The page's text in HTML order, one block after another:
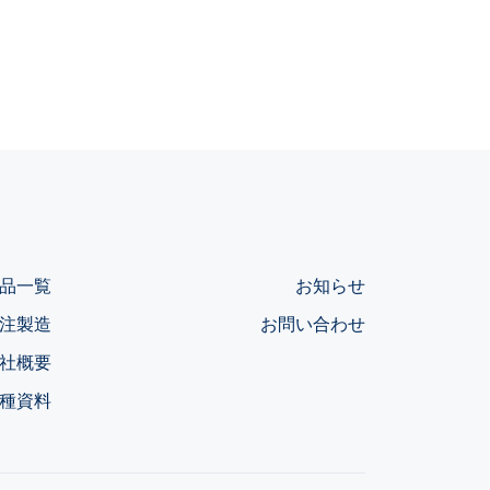
一覧
製造
概要
資料
お知らせ
お問い合わせ